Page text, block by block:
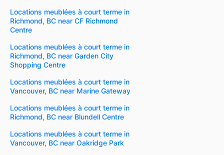
Locations meublées à court terme in
Richmond, BC near CF Richmond
Centre
Locations meublées à court terme in
Richmond, BC near Garden City
Shopping Centre
Locations meublées à court terme in
Vancouver, BC near Marine Gateway
Locations meublées à court terme in
Richmond, BC near Blundell Centre
Locations meublées à court terme in
Vancouver, BC near Oakridge Park